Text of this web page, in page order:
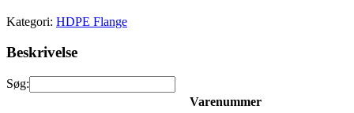
Kategori: HDPE Flange
Beskrivelse
Søg:
Varenummer